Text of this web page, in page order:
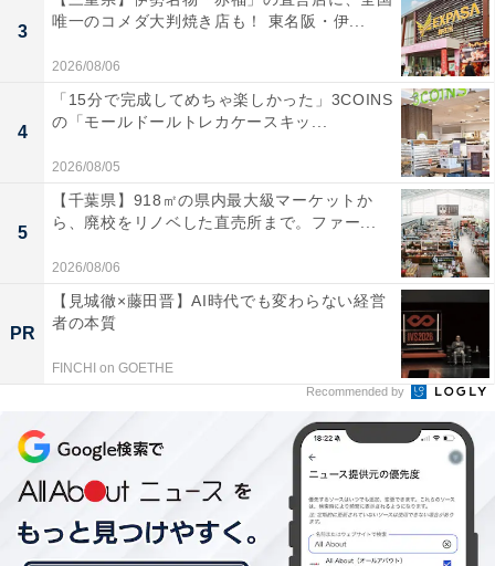
2：穴原温泉（福島県福島市）
3
唯一のコメダ大判焼き店も！ 東名阪・伊...
2026/08/06
4
「15分で完成してめちゃ楽しかった」3COINS
の「モールドールトレカケースキッ...
2026/08/05
5
【千葉県】918㎡の県内最大級マーケットか
ら、廃校をリノベした直売所まで。ファー...
2026/08/06
PR
【見城徹×藤田晋】AI時代でも変わらない経営
者の本質
FINCHI on GOETHE
Recommended by